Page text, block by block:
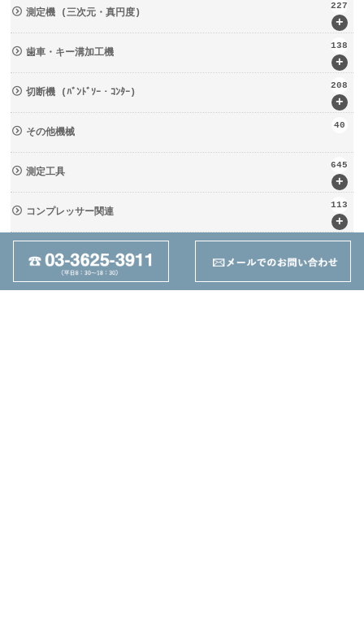
+
測定機 (三次元・真円度)
227
+
歯車・キー溝加工機
138
+
切断機 (ﾊﾞﾝﾄﾞｿｰ・ｺﾝﾀｰ)
208
その他機械
40
+
測定工具
645
+
コンプレッサー関連
113
+
輸送・荷役機械 (ﾘﾌﾀｰ・台車)
133
周辺工具(定盤・バイス)
237